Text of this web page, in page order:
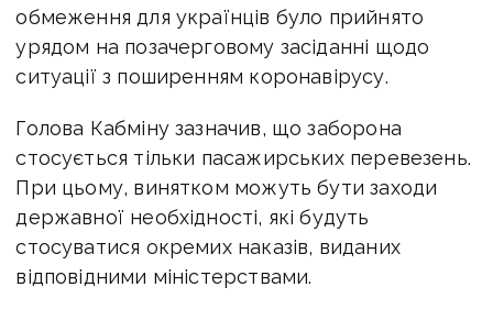
обмеження для українців було прийнято
урядом на позачерговому засіданні щодо
ситуації з поширенням коронавірусу.
Голова Кабміну зазначив, що заборона
стосується тільки пасажирських перевезень.
При цьому, винятком можуть бути заходи
державної необхідності, які будуть
стосуватися окремих наказів, виданих
відповідними міністерствами.